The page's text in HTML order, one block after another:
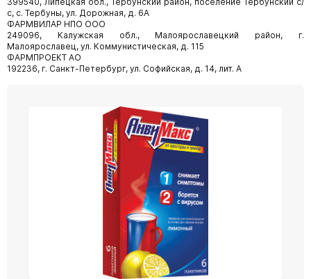
с, с. Тербуны, ул. Дорожная, д. 6А
ФАРМВИЛАР НПО ООО
249096, Калужская обл., Малоярославецкий район, г.
Малоярославец, ул. Коммунистическая, д. 115
ФАРМПРОЕКТ АО
192236, г. Санкт-Петербург, ул. Софийская, д. 14, лит. А